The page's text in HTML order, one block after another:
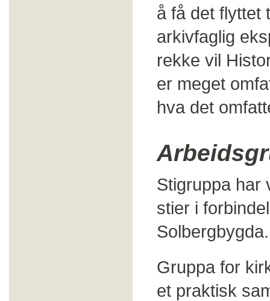
å få det flyttet
arkivfaglig
rekke vil
er meget
hva det
Stigruppa har
stier i
Gruppa for
et praktisk